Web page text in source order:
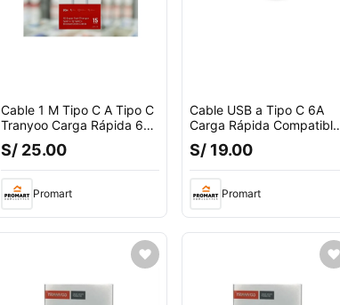
Cable 1 M Tipo C A Tipo C
Tranyoo Carga Rápida 60
W Blanco
S/ 25.00
Promart
Cable USB a Tipo C 6A
Carga Rápida Compatible
con y Android
S/ 19.00
Promart